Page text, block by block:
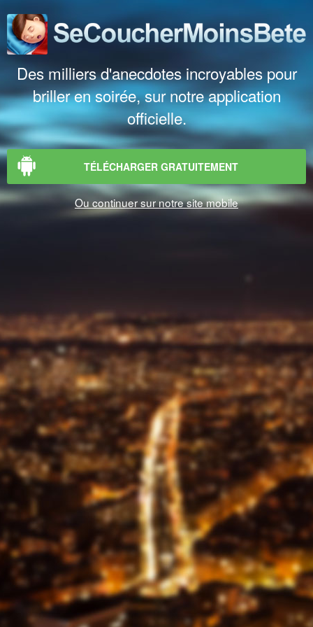
Des milliers d'anecdotes incroyables pour
briller en soirée, sur notre application
officielle.
TÉLÉCHARGER GRATUITEMENT
Ou continuer sur notre site mobile